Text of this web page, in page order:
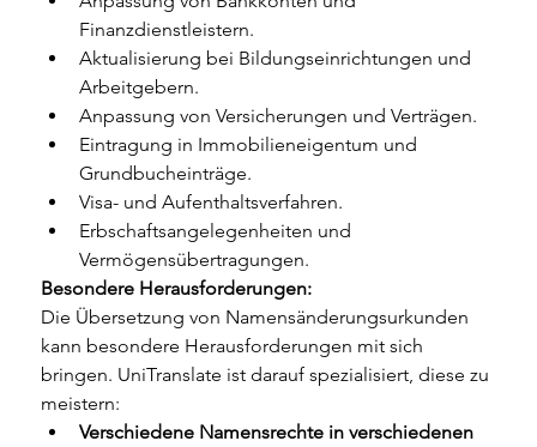
Finanzdienstleistern.
Aktualisierung bei Bildungseinrichtungen und
Arbeitgebern.
Anpassung von Versicherungen und Verträgen.
Eintragung in Immobilieneigentum und
Grundbucheinträge.
Visa- und Aufenthaltsverfahren.
Erbschaftsangelegenheiten und
Vermögensübertragungen.
Besondere Herausforderungen:
Die Übersetzung von Namensänderungsurkunden
kann besondere Herausforderungen mit sich
bringen. UniTranslate ist darauf spezialisiert, diese zu
meistern:
Verschiedene Namensrechte in verschiedenen